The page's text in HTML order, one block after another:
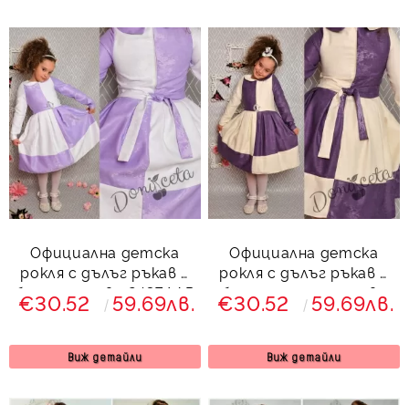
Официална детска
рокля с дълъг ръкав в
бяло и лилаво 243БЛДР
€30.52 59.69лв.
Виж детайли
Официална детска
рокля с дълъг ръкав в
бяло и тъмно лилаво
243ЛЕДР
€30.52 59.69лв.
Виж детайли